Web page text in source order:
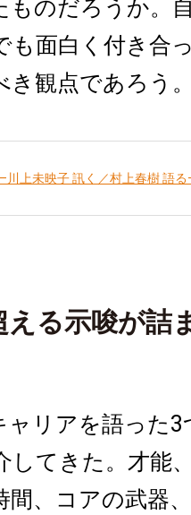
ものだろうか。
も面白く付き合
き観点であろう
上未映子 訊く／村上春樹 語
える示唆が詰
ャリアを語った
してきた。才能
間、コアの武器